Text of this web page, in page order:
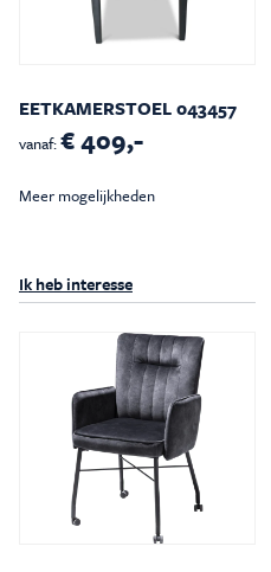
EETKAMERSTOEL 043457
vanaf:€ 409,-
Meer mogelijkheden
Ik heb interesse